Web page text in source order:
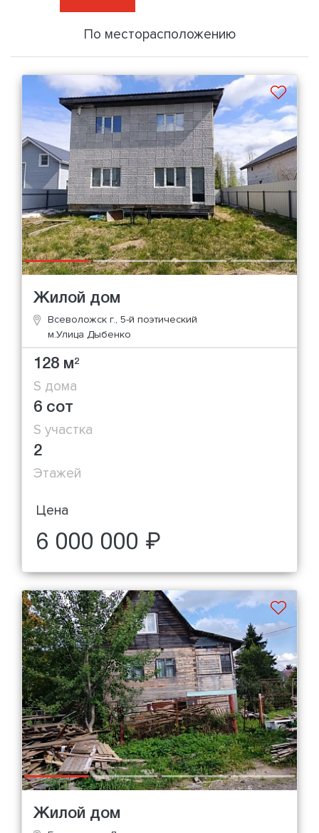
По месторасположению
Жилой дом
Всеволожск г., 5-й поэтический
м.Улица Дыбенко
128 м2
S дома
6 сот
S участка
2
Этажей
Цена
6 000 000 ₽
Жилой дом